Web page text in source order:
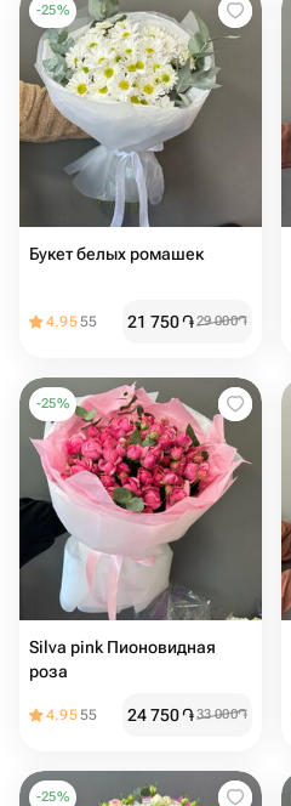
-25%
Букет белых ромашек
4.9555 21 750֏29 000֏
-25%
Silva pink Пионовидная
роза
4.9555 24 750֏33 000֏
-25%